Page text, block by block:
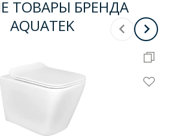
ТОВАРЫ БРЕНДА
AQUATEK